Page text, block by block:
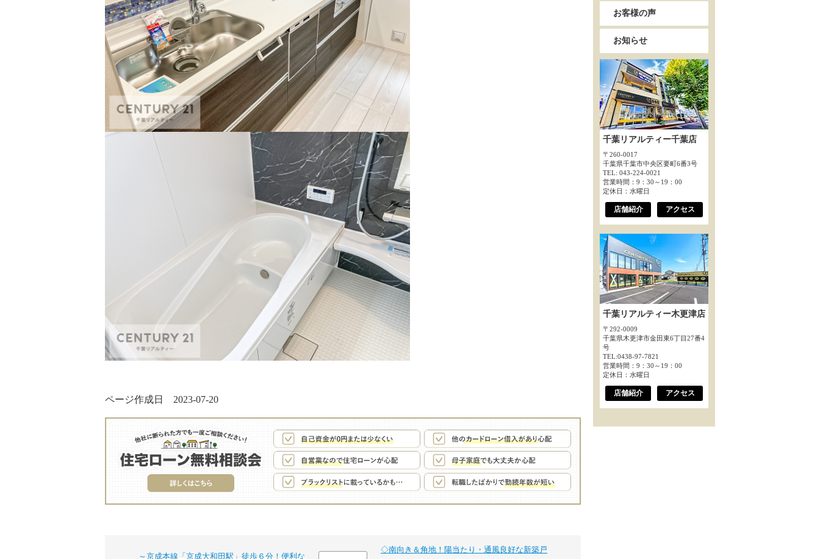
ページ作成日 2023-07-20
～京成本線「京成大和田駅」徒歩６分！便利な
◇南向き＆角地！陽当たり・通風良好な新築戸
お客様の声
お知らせ
千葉リアルティー千葉店
〒260-0017
千葉県千葉市中央区要町6番3号
TEL: 043-224-0021
営業時間：9：30～19：00
定休日：水曜日
店舗紹介 アクセス
千葉リアルティー木更津店
〒292-0009
千葉県木更津市金田東6丁目27番4
号
TEL:0438-97-7821
営業時間：9：30～19：00
定休日：水曜日
店舗紹介 アクセス